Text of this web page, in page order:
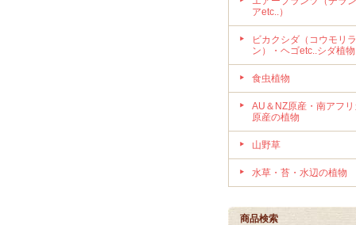
アetc..）
ビカクシダ（コウモリラ
ン）・ヘゴetc..シダ植物
食虫植物
AU＆NZ原産・南アフリ
原産の植物
山野草
水草・苔・水辺の植物
商品検索